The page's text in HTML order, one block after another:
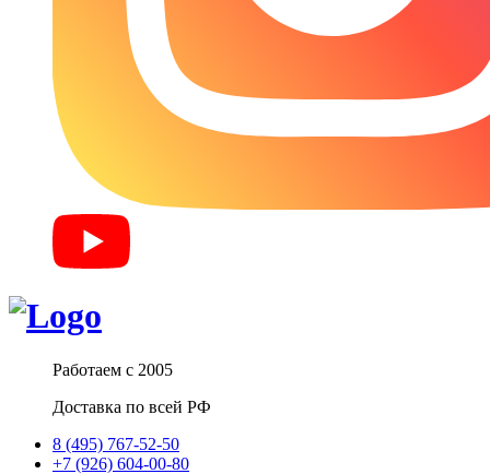
Работаем с 2005
Доставка по всей РФ
8 (495) 767-52-50
+7 (926) 604-00-80